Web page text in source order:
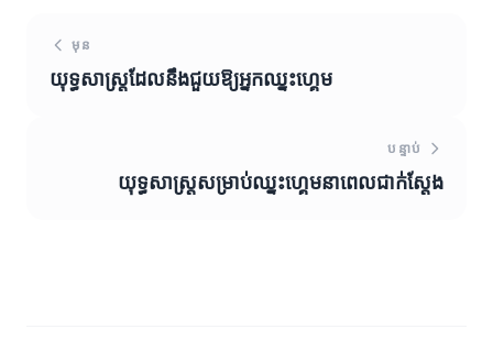
មុន
យុទ្ធសាស្ត្រ​ដែល​នឹង​ជួយឱ្យអ្នកឈ្នះហ្គេម
បន្ទាប់
យុទ្ធសាស្ត្រសម្រាប់ឈ្នះហ្គេមនាពេលជាក់ស្តែង